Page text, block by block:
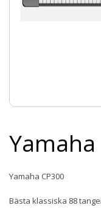
Yamaha
Yamaha CP300
Bästa klassiska 88